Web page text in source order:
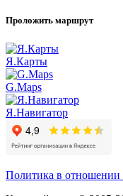
Проложить маршрут
Я.Карты
G.Maps
Я.Навигатор
Политика в отношении